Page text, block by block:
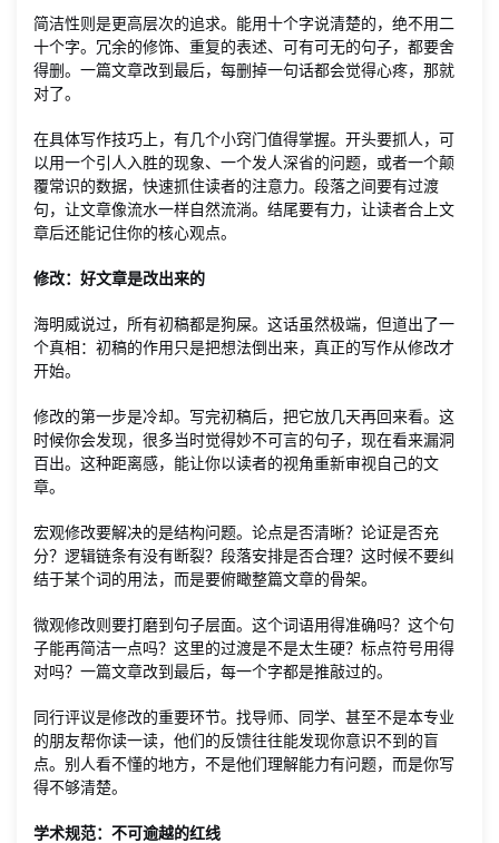
简洁性则是更高层次的追求。能用十个字说清楚的，绝不用二
十个字。冗余的修饰、重复的表述、可有可无的句子，都要舍
得删。一篇文章改到最后，每删掉一句话都会觉得心疼，那就
对了。
在具体写作技巧上，有几个小窍门值得掌握。开头要抓人，可
以用一个引人入胜的现象、一个发人深省的问题，或者一个颠
覆常识的数据，快速抓住读者的注意力。段落之间要有过渡
句，让文章像流水一样自然流淌。结尾要有力，让读者合上文
章后还能记住你的核心观点。
修改：好文章是改出来的
海明威说过，所有初稿都是狗屎。这话虽然极端，但道出了一
个真相：初稿的作用只是把想法倒出来，真正的写作从修改才
开始。
修改的第一步是冷却。写完初稿后，把它放几天再回来看。这
时候你会发现，很多当时觉得妙不可言的句子，现在看来漏洞
百出。这种距离感，能让你以读者的视角重新审视自己的文
章。
宏观修改要解决的是结构问题。论点是否清晰？论证是否充
分？逻辑链条有没有断裂？段落安排是否合理？这时候不要纠
结于某个词的用法，而是要俯瞰整篇文章的骨架。
微观修改则要打磨到句子层面。这个词语用得准确吗？这个句
子能再简洁一点吗？这里的过渡是不是太生硬？标点符号用得
对吗？一篇文章改到最后，每一个字都是推敲过的。
同行评议是修改的重要环节。找导师、同学、甚至不是本专业
的朋友帮你读一读，他们的反馈往往能发现你意识不到的盲
点。别人看不懂的地方，不是他们理解能力有问题，而是你写
得不够清楚。
学术规范：不可逾越的红线